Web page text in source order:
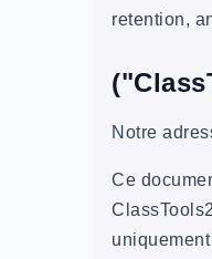
retention,
Notre
Ce